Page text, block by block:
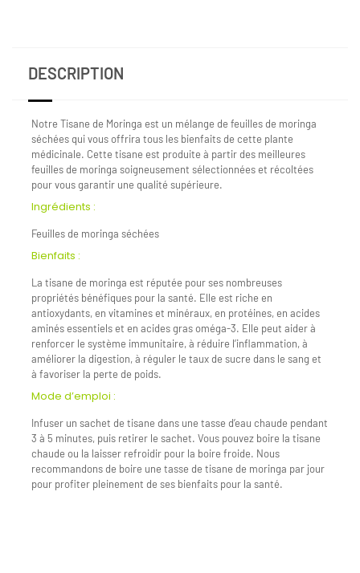
DESCRIPTION
Notre Tisane de Moringa est un mélange de feuilles de moringa
séchées qui vous offrira tous les bienfaits de cette plante
médicinale. Cette tisane est produite à partir des meilleures
feuilles de moringa soigneusement sélectionnées et récoltées
pour vous garantir une qualité supérieure.
Ingrédients :
Feuilles de moringa séchées
Bienfaits :
La tisane de moringa est réputée pour ses nombreuses
propriétés bénéfiques pour la santé. Elle est riche en
antioxydants, en vitamines et minéraux, en protéines, en acides
aminés essentiels et en acides gras oméga-3. Elle peut aider à
renforcer le système immunitaire, à réduire l’inflammation, à
améliorer la digestion, à réguler le taux de sucre dans le sang et
à favoriser la perte de poids.
Mode d’emploi :
Infuser un sachet de tisane dans une tasse d’eau chaude pendant
3 à 5 minutes, puis retirer le sachet. Vous pouvez boire la tisane
chaude ou la laisser refroidir pour la boire froide. Nous
recommandons de boire une tasse de tisane de moringa par jour
pour profiter pleinement de ses bienfaits pour la santé.